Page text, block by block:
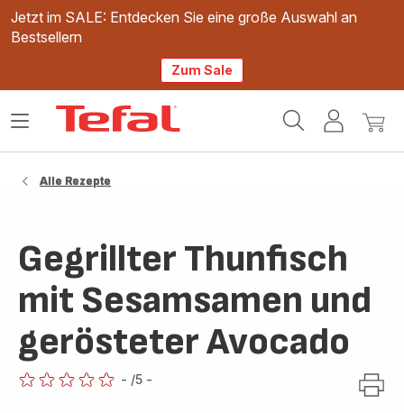
Jetzt im SALE: Entdecken Sie eine große Auswahl an
Bestsellern
Zum Sale
Mein
Mein
Das
Alle Rezepte
Gegrillter Thunfisch
mit Sesamsamen und
gerösteter Avocado
- /5 -